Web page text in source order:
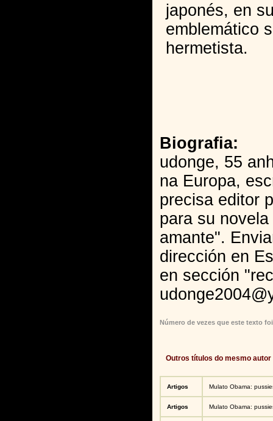
japonés, en
emblemático
hermetista.
Biografia:
udonge, 55
na Europa,
precisa editor
para su
amante".
dirección en
en sección
Número de vezes que este texto
Outros títulos do mesmo autor
Artigos Mulato Obama:
Artigos Mulato Obama: